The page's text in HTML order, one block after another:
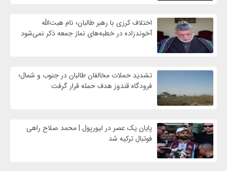
اختلاف کرزی با رهبر طالبان؛ نام هبت‌الله
آخوندزاده در خطبه‌های نماز جمعه ذکر نمی‌شود
تشدید حملات مخالفان طالبان در جنوب و شمال؛
فرودگاه قندوز هدف حمله قرار گرفت
پایان یک عصر در لیورپول | محمد صلاح راهی
فوتبال ترکیه شد